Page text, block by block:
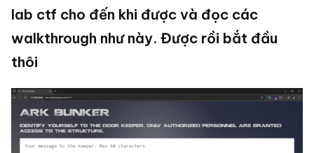
lab ctf cho đến khi được và đọc các
walkthrough như này. Được rồi bắt đầu
thôi